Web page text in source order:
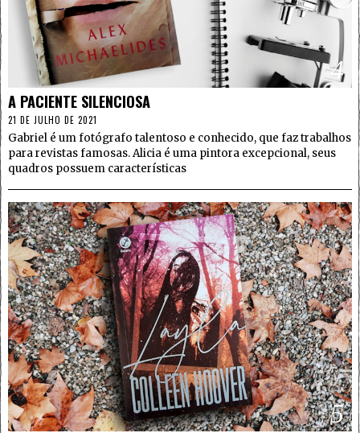
4
A PACIENTE SILENCIOSA
21 DE JULHO DE 2021
Gabriel é um fotógrafo talentoso e conhecido, que faz trabalhos
para revistas famosas. Alicia é uma pintora excepcional, seus
quadros possuem características
5